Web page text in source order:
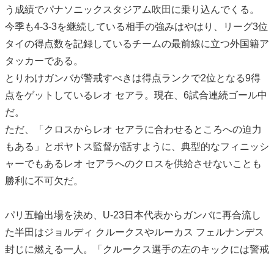
う成績でパナソニックスタジアム吹田に乗り込んでくる。
今季も4-3-3を継続している相手の強みはやはり、リーグ3位
タイの得点数を記録しているチームの最前線に立つ外国籍ア
タッカーである。
とりわけガンバが警戒すべきは得点ランクで2位となる9得
点をゲットしているレオ セアラ。現在、6試合連続ゴール中
だ。
ただ、「クロスからレオ セアラに合わせるところへの迫力
もある」とポヤトス監督が話すように、典型的なフィニッシ
ャーでもあるレオ セアラへのクロスを供給させないことも
勝利に不可欠だ。
パリ五輪出場を決め、U-23日本代表からガンバに再合流し
た半田はジョルディ クルークスやルーカス フェルナンデス
封じに燃える一人。「クルークス選手の左のキックには警戒